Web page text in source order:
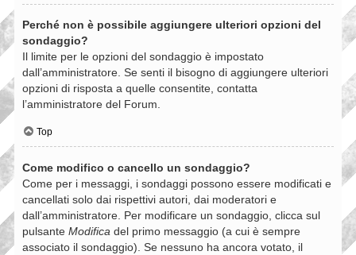
Perché non è possibile aggiungere ulteriori opzioni del
sondaggio?
Il limite per le opzioni del sondaggio è impostato
dall’amministratore. Se senti il bisogno di aggiungere ulteriori
opzioni di risposta a quelle consentite, contatta
l’amministratore del Forum.
Top
Come modifico o cancello un sondaggio?
Come per i messaggi, i sondaggi possono essere modificati e
cancellati solo dai rispettivi autori, dai moderatori e
dall’amministratore. Per modificare un sondaggio, clicca sul
pulsante Modifica del primo messaggio (a cui è sempre
associato il sondaggio). Se nessuno ha ancora votato, il